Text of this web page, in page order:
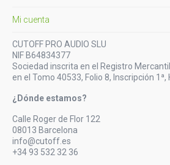
Mi cuenta
CUTOFF PRO AUDIO SLU
NIF B64834377
Sociedad inscrita en el Registro
en el Tomo 40533, Folio 8, Inscripción 1ª,
¿Dónde estamos?
Calle Roger de Flor 122
08013 Barcelona
info@cutoff.es
+34 93 532 32 36